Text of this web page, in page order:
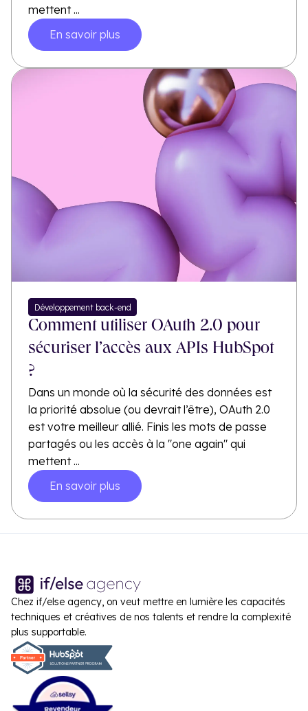
mettent ...
En savoir plus
Développement back-end
Comment utiliser OAuth 2.0 pour
sécuriser l’accès aux APIs HubSpot
?
Dans un monde où la sécurité des données est
la priorité absolue (ou devrait l’être), OAuth 2.0
est votre meilleur allié. Finis les mots de passe
partagés ou les accès à la "one again" qui
mettent ...
En savoir plus
Chez if/else agency, on veut mettre en lumière les capacités
techniques et créatives de nos talents et rendre la complexité
plus supportable.